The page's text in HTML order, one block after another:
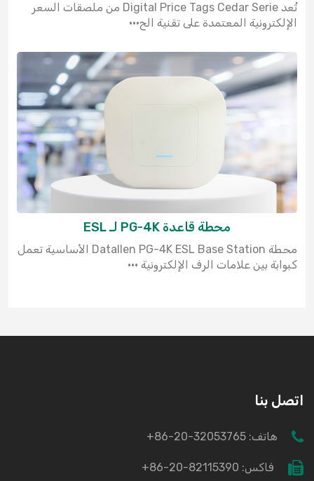
تُعد Digital Price Tags Cedar Serie من ملصقات السعر
الإلكترونية المعتمدة على تقنية الح···
محطة قاعدة PG-4K لـ ESL
محطة Datallen PG-4K ESL Base Station الأساسية تعمل
كبوابة بين علامات الرف الإلكترونية ···
اتصل بنا
هاتف: +86-20-32053765
فاكس: +86-20-82115390